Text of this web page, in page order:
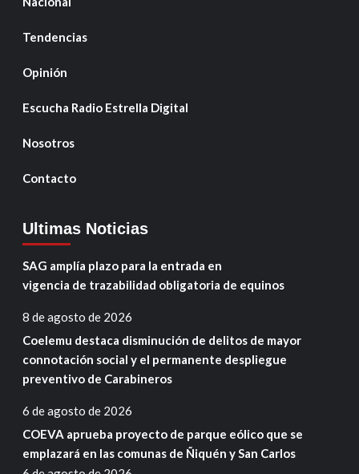
Tendencias
Opinión
Escucha Radio Estrella Digital
Nosotros
Contacto
Ultimas Noticias
SAG amplía plazo para la entrada en
vigencia de trazabilidad obligatoria de equinos
8 de agosto de 2026
Coelemu destaca disminución de delitos de mayor
connotación social y el permanente despliegue
preventivo de Carabineros
6 de agosto de 2026
COEVA aprueba proyecto de parque eólico que se
emplazará en las comunas de Ñiquén y San Carlos